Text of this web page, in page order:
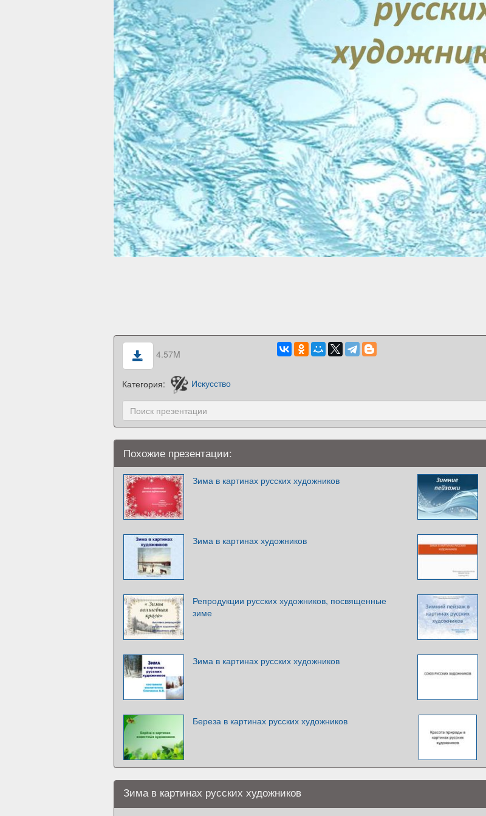
4.57M
Категория: Искусство
Похожие презентации:
Зима в картинах русских художников
Зима в картинах художников
Репродукции русских художников, посвященные
зиме
Зима в картинах русских художников
Береза в картинах русских художников
Зима в картинах русских художников